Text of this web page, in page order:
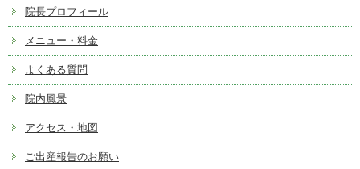
院長プロフィール
メニュー・料金
よくある質問
院内風景
アクセス・地図
ご出産報告のお願い